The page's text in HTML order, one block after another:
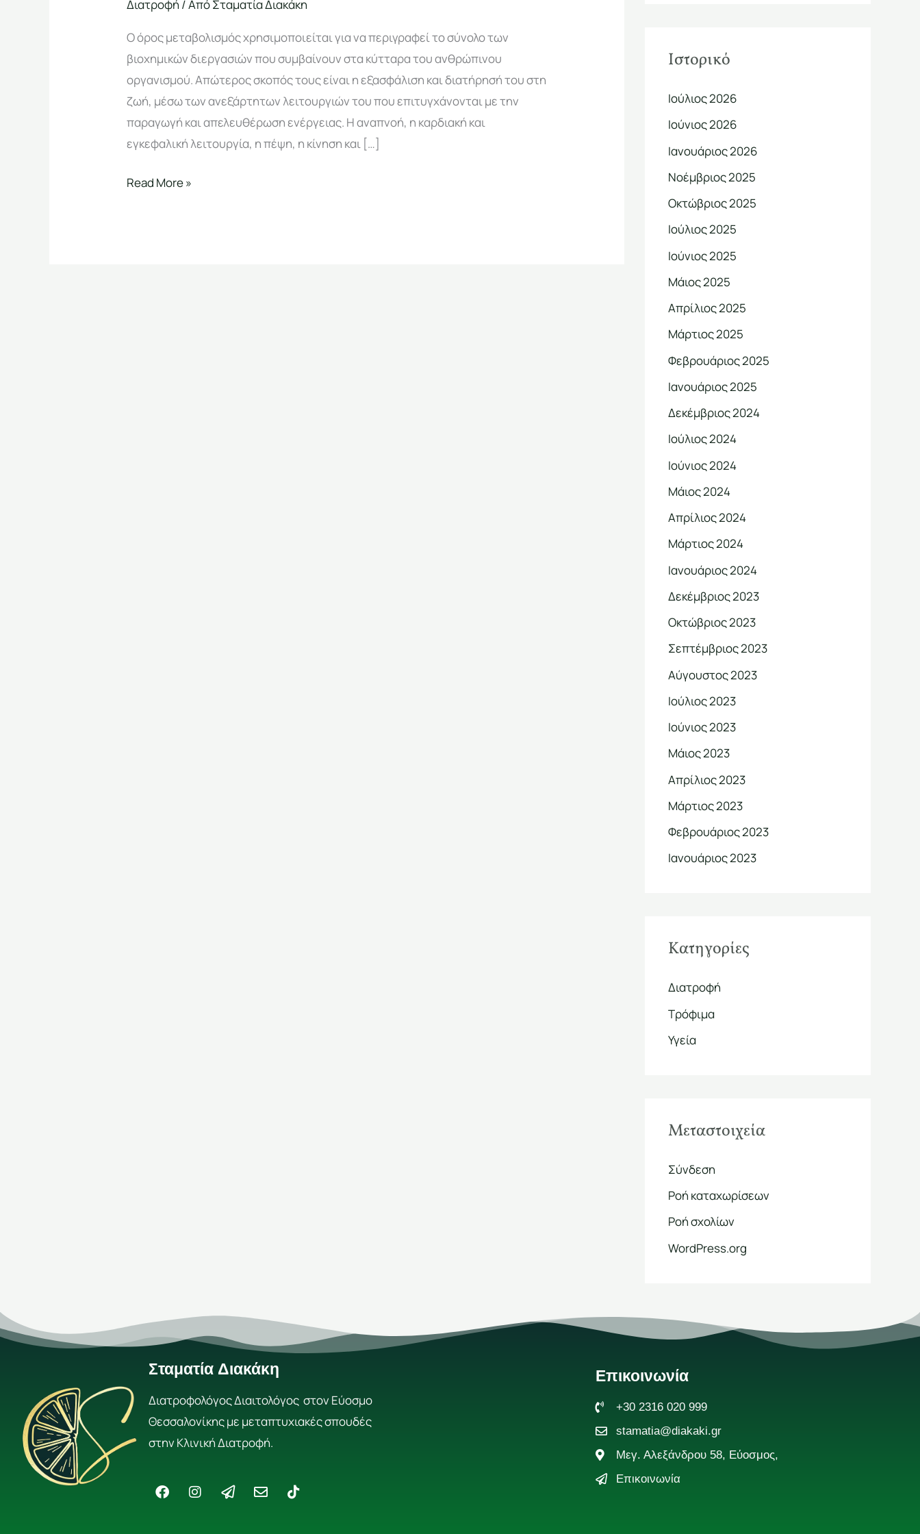
Διατροφή / ΑπόΣταματία Διακάκη
Ο όρος μεταβολισμός χρησιμοποιείται για να περιγραφεί το σύνολο των
βιοχημικών διεργασιών που συμβαίνουν στα κύτταρα του ανθρώπινου
οργανισμού. Απώτερος σκοπός τους είναι η εξασφάλιση και διατήρησή του στη
ζωή, μέσω των ανεξάρτητων λειτουργιών του που επιτυγχάνονται με την
παραγωγή και απελευθέρωση ενέργειας. Η αναπνοή, η καρδιακή και
εγκεφαλική λειτουργία, η πέψη, η κίνηση και […]
Read More »
Ιστορικό
Ιούλιος 2026
Ιούνιος 2026
Ιανουάριος 2026
Νοέμβριος 2025
Οκτώβριος 2025
Ιούλιος 2025
Ιούνιος 2025
Μάιος 2025
Απρίλιος 2025
Μάρτιος 2025
Φεβρουάριος 2025
Ιανουάριος 2025
Δεκέμβριος 2024
Ιούλιος 2024
Ιούνιος 2024
Μάιος 2024
Απρίλιος 2024
Μάρτιος 2024
Ιανουάριος 2024
Δεκέμβριος 2023
Οκτώβριος 2023
Σεπτέμβριος 2023
Αύγουστος 2023
Ιούλιος 2023
Ιούνιος 2023
Μάιος 2023
Απρίλιος 2023
Μάρτιος 2023
Φεβρουάριος 2023
Ιανουάριος 2023
Kατηγορίες
Διατροφή
Τρόφιμα
Υγεία
Μεταστοιχεία
Σύνδεση
Ροή καταχωρίσεων
Ροή σχολίων
WordPress.org
Σταματία Διακάκη
Διατροφολόγος Διαιτολόγος στον Εύοσμο
Θεσσαλονίκης με μεταπτυχιακές σπουδές
στην Κλινική Διατροφή.
F
a
I
n
P
a
E
n
T
i
Επικοινωνία
+30 2316 020 999
stamatia@diakaki.gr
Μεγ. Αλεξάνδρου 58, Εύοσμος,
Επικοινωνία